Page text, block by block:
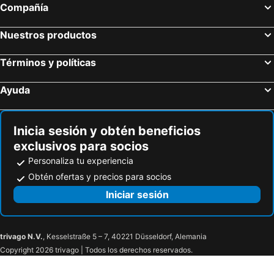
Tennessee State Capitol
Fort Nashborough
Compañía
Nuestros productos
Términos y políticas
Ayuda
Inicia sesión y obtén beneficios
exclusivos para socios
Personaliza tu experiencia
Obtén ofertas y precios para socios
Iniciar sesión
trivago N.V., Kesselstraße 5 – 7, 40221 Düsseldorf, Alemania
Copyright 2026 trivago | Todos los derechos reservados.